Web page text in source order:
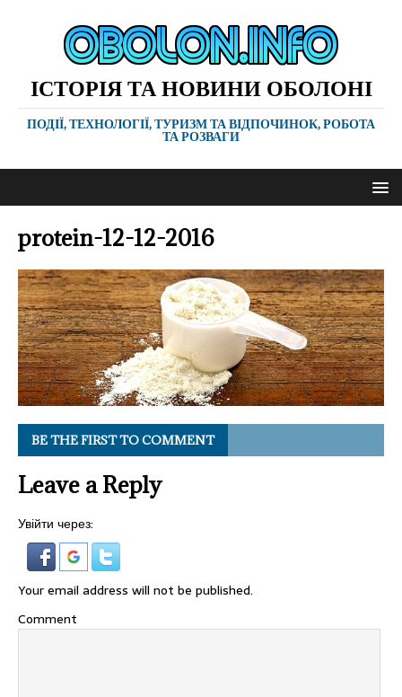
ІСТОРІЯ ТА НОВИНИ ОБОЛОНІ
ПОДІЇ, ТЕХНОЛОГІЇ, ТУРИЗМ ТА ВІДПОЧИНОК, РОБОТА
ТА РОЗВАГИ
protein-12-12-2016
BE THE FIRST TO COMMENT
Leave a Reply
Увійти через:
Your email address will not be published.
Comment